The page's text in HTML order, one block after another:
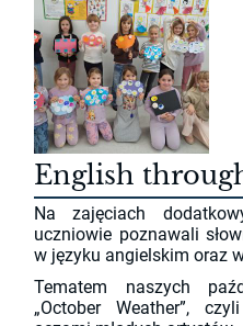
English
Na zajęciach
uczniowie poznawali
w języku angielskim oraz
Tematem naszych
„October Weather”,